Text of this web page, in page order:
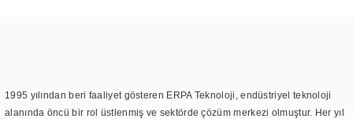
1995 yılından beri faaliyet gösteren ERPA Teknoloji, endüstriyel teknoloji
alanında öncü bir rol üstlenmiş ve sektörde çözüm merkezi olmuştur. Her yıl